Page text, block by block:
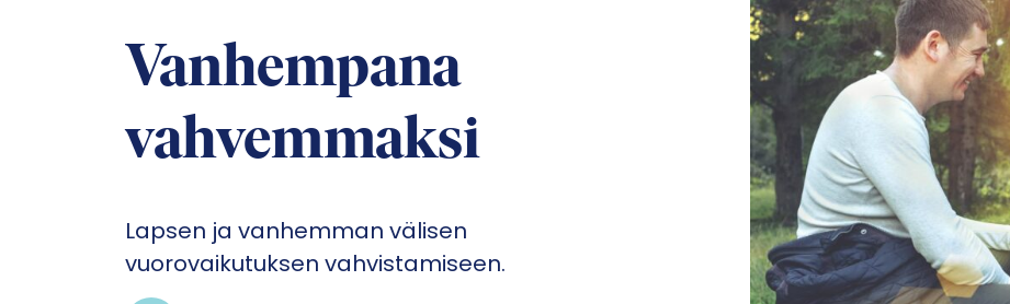
Vanhempana
vahvemmaksi
Lapsen ja vanhemman välisen
vuorovaikutuksen vahvistamiseen.